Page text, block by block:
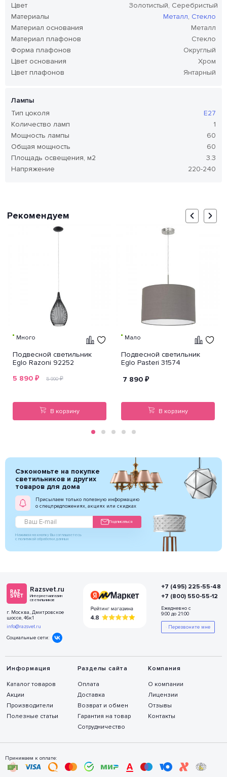
Цвет
Золотистый, Серебристый
Материалы
Металл, Стекло
Материал основания
Металл
Материал плафонов
Стекло
Форма плафонов
Округлый
Цвет основания
Хром
Цвет плафонов
Янтарный
Лампы
Тип цоколя
E27
Количество ламп
1
Мощность лампы
60
Общая мощность
60
Площадь освещения, м2
3.3
Напряжение
220-240
Рекомендуем
Много
Подвесной светильник
Eglo Razoni 92252
5 890 ₽ 5 990₽
В корзину
Мало
Подвесной светильник
Eglo Pasteri 31574
7 890 ₽
В корзину
Сэкономьте на покупке
светильников и других
товаров для дома
Присылаем только полезную информацию
о спецпредложениях, акциях или скидках
Подписаться
Нажимая на кнопку Вы соглашаетесь
с политикой обработки данных
Razsvet.ru
Интернет-магазин
светильников
г. Москва, Дмитровское
шоссе, 46к1
info@razsvet.ru
Социальные сети:
Информация
Каталог товаров
Акции
Производители
Полезные статьи
Разделы сайта
Оплата
Доставка
Возврат и обмен
Гарантия на товар
Сотрудничество
Компания
О компании
Лицензии
Отзывы
Контакты
+7 (495) 225-55-48
+7 (800) 550-55-12
Ежедневно с
9:00 до 21:00
Перезвоните мне
Принимаем к оплате: